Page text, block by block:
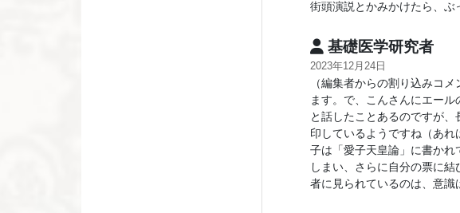
街頭演説とかみかけたら、ぶ
基礎医学研究者
2023年12月24日
（編集者からの割り込みコ
ます。で、こんさんにエー
と話したことあるのですが
印しているようですね（あ
子は「愛子天皇論」に書か
しまい、さらに自分の票に
者に見られているのは、意識